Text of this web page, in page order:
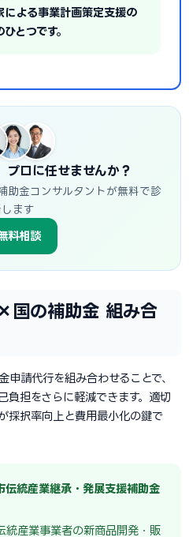
による事業計画策定支援の
とつです。
プロに任せませんか？
助金コンサルタントが無料で診
します
料相談
国の補助金 組み合
申請代行を組み合わせることで、
負担をさらに軽減できます。適切
採択率向上と費用最小化の鍵で
統産業継承・発展支援補助金
統産業事業者の新商品開発・販